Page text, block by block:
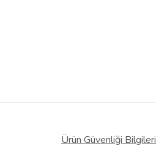
Ürün Güvenliği Bilgileri